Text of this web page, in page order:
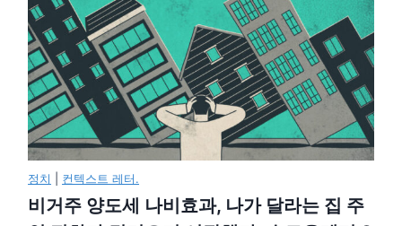
정치 컨텍스트 레터.
비거주 양도세 나비효과, 나가 달라는 집 주